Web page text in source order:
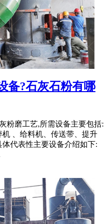
备?石灰石粉有哪
粉磨工艺,所需设备主要包括:
、给料机、传送带、提升
代表性主要设备介绍如下: